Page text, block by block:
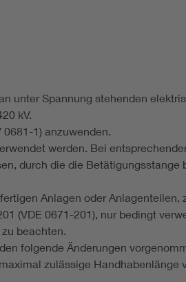
unter Spannung stehenden
kV.
0681-1) anzuwenden.
werden. Bei
durch die die Betätigungsstange
Anlagen oder Anlagenteilen,
(VDE 0671-201), nur bedingt
zu beachten.
folgende Änderungen
zulässige Handhabenlänge